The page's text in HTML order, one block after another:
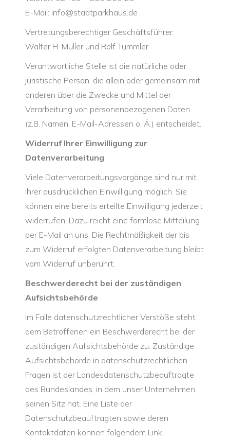
E-Mail: info@stadtparkhaus.de
Vertretungsberechtiger Geschäftsführer:
Walter H. Müller und Rolf Tümmler
Verantwortliche Stelle ist die natürliche oder
juristische Person, die allein oder gemeinsam mit
anderen über die Zwecke und Mittel der
Verarbeitung von personenbezogenen Daten
(z.B. Namen, E-Mail-Adressen o. Ä.) entscheidet.
Widerruf Ihrer Einwilligung zur
Datenverarbeitung
Viele Datenverarbeitungsvorgänge sind nur mit
Ihrer ausdrücklichen Einwilligung möglich. Sie
können eine bereits erteilte Einwilligung jederzeit
widerrufen. Dazu reicht eine formlose Mitteilung
per E-Mail an uns. Die Rechtmäßigkeit der bis
zum Widerruf erfolgten Datenverarbeitung bleibt
vom Widerruf unberührt.
Beschwerderecht bei der zuständigen
Aufsichtsbehörde
Im Falle datenschutzrechtlicher Verstöße steht
dem Betroffenen ein Beschwerderecht bei der
zuständigen Aufsichtsbehörde zu. Zuständige
Aufsichtsbehörde in datenschutzrechtlichen
Fragen ist der Landesdatenschutzbeauftragte
des Bundeslandes, in dem unser Unternehmen
seinen Sitz hat. Eine Liste der
Datenschutzbeauftragten sowie deren
Kontaktdaten können folgendem Link